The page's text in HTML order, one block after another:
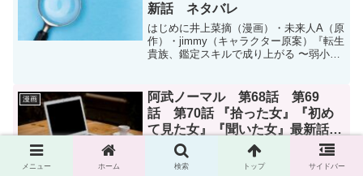
新話 ネタバレ
はじめに井上菜摘（漫画）・未来人A（原
作）・jimmy（キャラクター原案）『転生
貴族、鑑定スキルで成り上がる 〜弱小領
136話のネタバレです。マガポケにて連載
中です。転...
漫画
阿武ノーマル 第68話 第69
話 第70話 『拾った女』『初め
て見た女』『聞いた女』最新話
ネタバレ
はじめに原作川上大和、作画タイジュン
『阿武ノーマル』最新話第68、69、70話
メニュー ホーム 検索 トップ サイドバー